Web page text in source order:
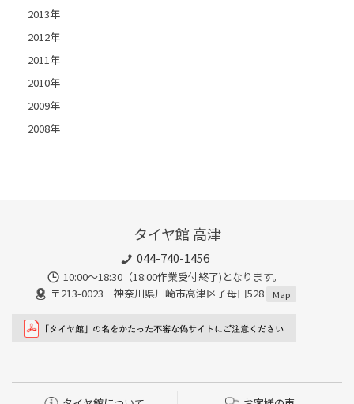
2013年
2012年
2011年
2010年
2009年
2008年
タイヤ館 高津
044-740-1456
10:00～18:30（18:00作業受付終了)となります。
〒213-0023 神奈川県川崎市高津区子母口528
Map